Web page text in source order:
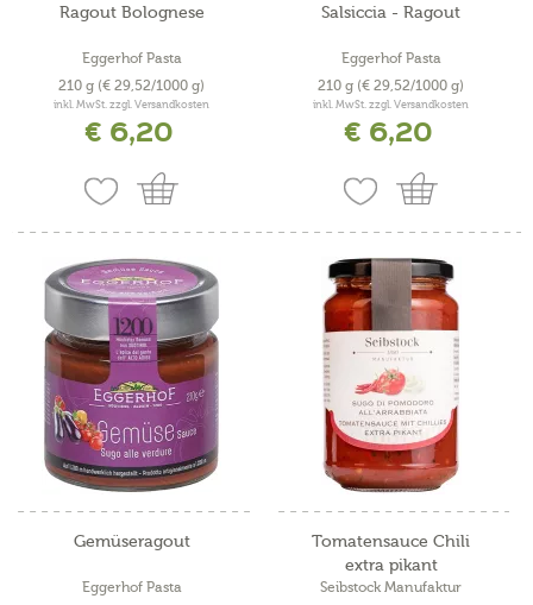
Ragout Bolognese
Eggerhof Pasta
210 g (€ 29,52/1000 g)
inkl. MwSt. zzgl. Versandkosten
€ 6,20
Salsiccia - Ragout
Eggerhof Pasta
210 g (€ 29,52/1000 g)
inkl. MwSt. zzgl. Versandkosten
€ 6,20
Gemüseragout
Eggerhof Pasta
Tomatensauce Chili
extra pikant
Seibstock Manufaktur